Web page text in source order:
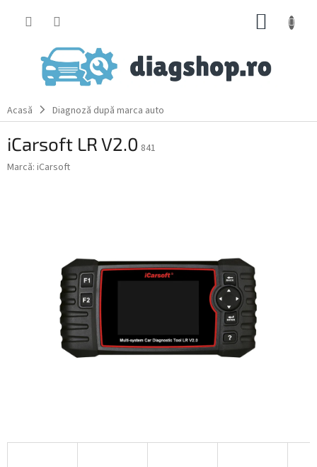
COŞ
Acasă Diagnoză după marca auto
iCarsoft LR V2.0 841
Marcă: iCarsoft